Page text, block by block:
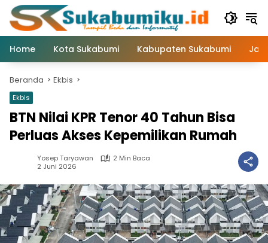
Langsung
konten
Home
Kota Sukabumi Kabupaten Sukabumi
Beranda Ekbis
Ekbis
BTN Nilai KPR Tenor 40 Tahun Bisa
Perluas Akses Kepemilikan Rumah
Yosep Taryawan
2 Min Baca
2 Juni 2026